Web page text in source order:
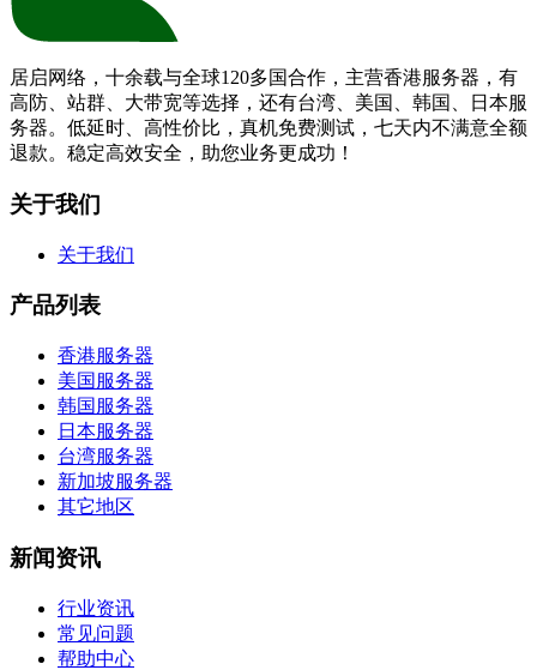
居启网络，十余载与全球120多国合作，主营香港服务器，有
高防、站群、大带宽等选择，还有台湾、美国、韩国、日本服
务器。低延时、高性价比，真机免费测试，七天内不满意全额
退款。稳定高效安全，助您业务更成功！
关于我们
关于我们
产品列表
香港服务器
美国服务器
韩国服务器
日本服务器
台湾服务器
新加坡服务器
其它地区
新闻资讯
行业资讯
常见问题
帮助中心